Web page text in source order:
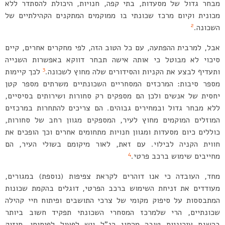
מבחר גדול של מסעדות, בתי קפה, חנויות, היכולת להסתדר ללא
מכונית וקיום מרכז שכונתי בו ממוקמים המתקנים הקהילתיים של
השכונה.2
אבל, למרבית ההפתעה, עם כל הטוב הזה, לפי מחקרים אחרים, קיים
סיכוי לא מבוטל כי אותה אישה תבחר דווקא באפשרות השנייה
ותעדיף לבצע את הקניות והסידורים שלה מחוץ לשכונה.3 לכך קיימות
מספר סיבות: המרכזים המסחריים השכונתיים משרתים מספר קטן
יחסית של אנשים ולכן הם מספקים רק סחורות ושירותים בסיסיים,
ללא מבחר גדול ובמחירים גבוהים. הם צריכים להתחרות במרכזים
המוזלים המוקמים מחוץ לעיר, המספקים מגוון רחב של סחורות,
כוללים כיום מסעדות ומגוון חנויות מתחומים אחרים וכך הופכים את
חווית הקניה לבילוי. עם זאת, לאור מיקומם בשולי העיר, הם
מחייבים שימוש ברכב פרטי.4
מחד, העובדה כי אנו דוהרים לקראת צפיפות (נוספת) במגורים,
מעודדים את זניחת השימוש ברכב הפרטי, דוגלים בהקמת שכונות
המתבססות על סיפוק מקומי של צרכי התושבים ופיתוח חיי קהילה
שכונתיים, הרי שלמרכז המסחרי השכונתי תפקיד חשוב ביותר